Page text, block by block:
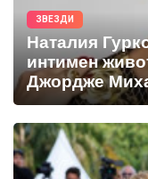
ЗВЕЗДИ
Наталия
интимен
Джордже